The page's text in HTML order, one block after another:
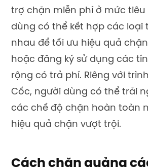
trợ chặn miễn phí ở mức tiêu
dùng có thể kết hợp các loại
nhau để tối ưu hiệu quả
hoặc đăng ký sử dụng các
rộng có trả phí. Riêng với
Cốc, người dùng có thể trải
các chế độ chặn hoàn toàn
hiệu quả chặn vượt trội.
Cách chặn quảng